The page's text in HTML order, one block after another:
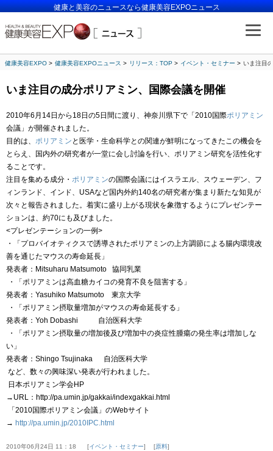
健康と美容のニュースなら健康美容EXPOニュース
健康美容EXPO 健康美容EXPOニュース リリース：TOP イベント・セミナー いま注目
いま注目の成分ポリアミン、国際会議を開催
2010年6 月 14日から 18日の5日間に渡り、神奈川県下で 「 2010国際ポリアミン
会議」が開催されました。
目的は、 ポリアミン と医学・生命科学との関連が鮮明になってきたこの機会を
とらえ、国内外の研究者が一堂に会し討論を行い、ポリアミン研究を活性化す
ることです。
注目を集める成分・ ポリアミンの国際会議にはイスラエル、スウェーデン、フ
ィンランド、インド、 USAなど国内外約140名の研究者が集まり新たな知見が
次々と報告されました。着実に盛り上がる現状を象徴するようにプレゼンテー
ションは、約70にも及びました。
<プレゼンテーションの一例>
・「プロバイオティクスで誘導されたポリアミンの上方調節による腸内環境改
善を通じたマウスの寿命延長」
発表者： Mitsuharu Matsumoto
協同乳業
・「ポリアミンは高血糖カイコの発育不良を阻害する」
発表者： Yasuhiko Matsumoto
東京大学
・「ポリアミン摂取量増加がマウスの寿命延長する」
発表者： Yoh Dobashi
自治医科大学
・「ポリアミン摂取量の増加後及び増加中の炎症性腫瘍の発生率は増加しな
い」
発表者： Shingo Tsujinaka
自治医科大学
など、数々の興味深い発表が行われました。
日本ポリアミン学会HP
→ URL ： http://pa.umin.jp/gakkai/indexgakkai.html
「2010国際ポリアミン会議」のWebサイト
→ http://pa.umin.jp/2010IPC.html
2010年06月24日 11：18 イベント・セミナー 原料